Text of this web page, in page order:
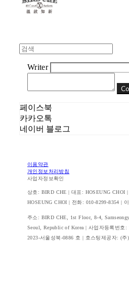
Writer
페이스북
카카오톡
네이버 블로그
이용약관
개인정보처리방침
사업자정보확인
상호: BIRD CHE | 대표: HOSEUNG CHOI
HOSEUNG CHOI | 전화: 010-8299-8354 |
주소: BIRD CHE, 1st Floor, 8-4,
Seoul, Republic of Korea | 사업자등록번호:
2023-서울성북-0886 호
| 호스팅제공자: (주